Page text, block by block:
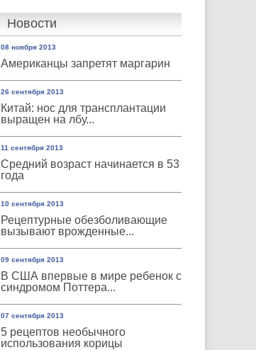
Новости
08 ноября 2013
Американцы запретят маргарин
26 сентября 2013
Китай: нос для трансплантации
выращен на лбу...
11 сентября 2013
Средний возраст начинается в 53
года
10 сентября 2013
Рецептурные обезболивающие
вызывают врожденные...
09 сентября 2013
В США впервые в мире ребенок с
синдромом Поттера...
07 сентября 2013
5 рецептов необычного
использования корицы